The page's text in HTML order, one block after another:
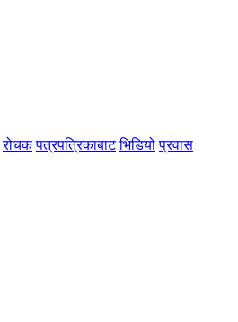
रोचक पत्रपत्रिकाबाट भिडियो प्रवास